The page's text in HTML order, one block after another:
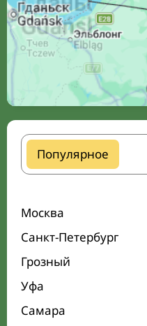
Популярное
Москва
Санкт-Петербург
Грозный
Уфа
Самара